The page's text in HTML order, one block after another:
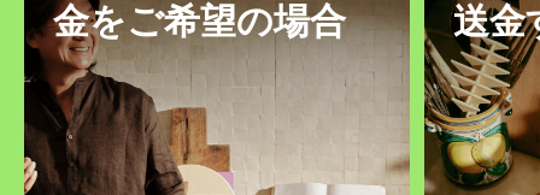
金をご希望の場合
送金